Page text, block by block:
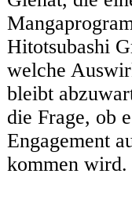
Hitotsubashi
welche
bleibt
die Frage, ob
Engagement
kommen wird.